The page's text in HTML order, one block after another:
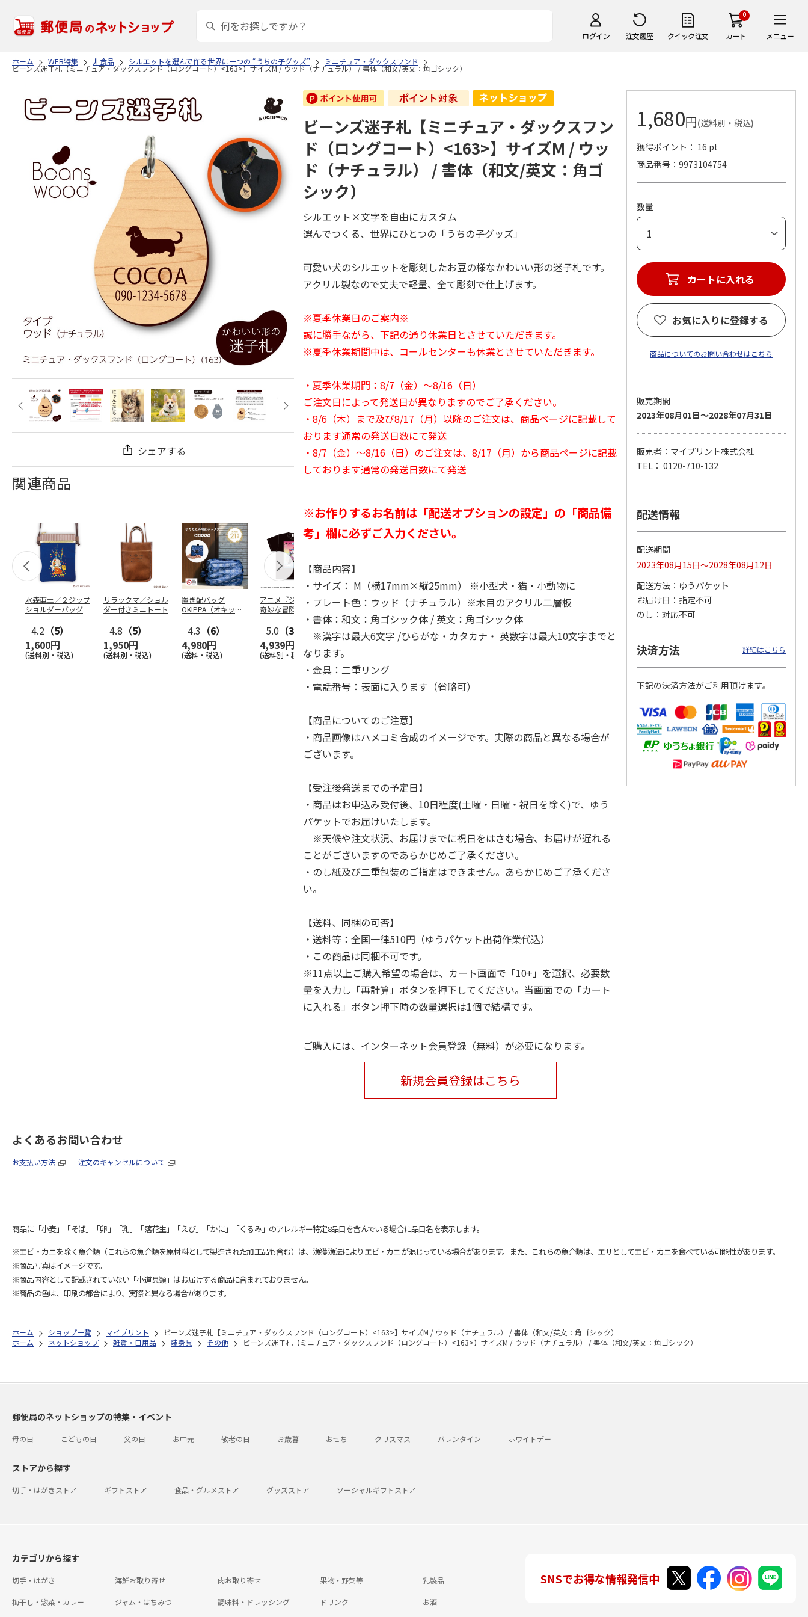
ログイン 注文履歴 クイック注文
0
カート メニュー
ホーム WEB特集 非食品 シルエットを選んで作る世界に一つの “うちの子グッズ” ミニチュア・ダックスフンド
ビーンズ迷子札【ミニチュア・ダックスフンド（ロングコート）<163>】サイズM / ウッド（ナチュラル） / 書体（和文/英文：角ゴシック）
シェアする
関連商品
水森亜土／２ジップ
ショルダーバッグ
4.2 （5）
1,600円
(送料別・税込)
リラックマ／ショル
ダー付きミニトート
4.8 （5）
1,950円
(送料別・税込)
置き配バッグ
OKIPPA（オキッ
4.3 （6）
4,980円
(送料・税込)
アニメ『ジョジョの
奇妙な冒険 黄金の
風』CITY POP…
5.0 （3）
4,939円
(送料別・税込)
コジコジ／ショルダ
ー付きバッグ
4.5（6）
1,760円
(送料別・税込)
アニメ『ジョジョの
奇妙な冒険 黄金の
風』CITY POP …
4.8（4）
3,839円
『ジョジョの奇妙な
冒険 スターダスト
クルセイダース』
4,400円 3,300円
POSTIES オリジナ
ルTシャツ Sサイズ
3,080円
(送料別・税込)
3,300円
(送料別・税込)
ビーンズ迷子札【ミニチュア・ダックスフン
ド（ロングコート）<163>】サイズM / ウッ
ド（ナチュラル） / 書体（和文/英文：角ゴ
シック）
シルエット×文字を自由にカスタム
選んでつくる、世界にひとつの「うちの子グッズ」
可愛い犬のシルエットを彫刻したお豆の様なかわいい形の迷子札です。
アクリル製なので丈夫で軽量、全て彫刻で仕上げます。
※夏季休業日のご案内※
誠に勝手ながら、下記の通り休業日とさせていただきます。
※夏季休業期間中は、コールセンターも休業とさせていただきます。
・夏季休業期間：8/7（金）～8/16（日）
ご注文日によって発送日が異なりますのでご了承ください。
・8/6（木）まで及び8/17（月）以降のご注文は、商品ページに記載して
おります通常の発送日数にて発送
・8/7（金）～8/16（日）のご注文は、8/17（月）から商品ページに記載
しております通常の発送日数にて発送
※お作りするお名前は「配送オプションの設定」の「商品備
考」欄に必ずご入力ください。
【商品内容】
・サイズ： M（横17mm×縦25mm） ※小型犬・猫・小動物に
・プレート色：ウッド（ナチュラル）※木目のアクリル二層板
・書体：和文：角ゴシック体 / 英文：角ゴシック体
※漢字は最大6文字 /ひらがな・カタカナ・ 英数字は最大10文字までと
なります。
・金具：二重リング
・電話番号：表面に入ります（省略可）
【商品についてのご注意】
・商品画像はハメコミ合成のイメージです。実際の商品と異なる場合が
ございます。
【受注後発送までの予定日】
・商品はお申込み受付後、10日程度(土曜・日曜・祝日を除く)で、ゆう
パケットでお届けいたします。
※天候や注文状況、お届けまでに祝日をはさむ場合、お届けが遅れる
ことがございますのであらかじめご了承ください。
・のし紙及び二重包装のご指定はできません。あらかじめご了承くださ
い。
【送料、同梱の可否】
・送料等：全国一律510円（ゆうパケット出荷作業代込）
・この商品は同梱不可です。
※11点以上ご購入希望の場合は、カート画面で「10+」を選択、必要数
量を入力し「再計算」ボタンを押下してください。当画面での「カート
に入れる」ボタン押下時の数量選択は1個で結構です。
ご購入には、インターネット会員登録（無料）が必要になります。
新規会員登録はこちら
1,680円(送料別・税込)
獲得ポイント： 16 pt
商品番号
9973104754
数量
カートに入れる
お気に入りに登録する
商品についてのお問い合わせはこちら
販売期間
2023年08月01日～2028年07月31日
販売者：マイプリント株式会社
TEL： 0120-710-132
配送情報
配送期間
2023年08月15日～2028年08月12日
配送方法
ゆうパケット
お届け日
指定不可
のし
対応不可
決済方法 詳細はこちら
下記の決済方法がご利用頂けます。
よくあるお問い合わせ
お支払い方法 注文のキャンセルについて
商品に「小麦」「そば」「卵」「乳」「落花生」「えび」「かに」「くるみ」のアレルギー特定8品目を含んでいる場合に品目名を表示します。
※エビ・カニを除く魚介類（これらの魚介類を原材料として製造された加工品も含む）は、漁獲漁法によりエビ・カニが混じっている場合があります。また、これらの魚介類は、エサとしてエビ・カニを食べている可能性があります。
※商品写真はイメージです。
※商品内容として記載されていない「小道具類」はお届けする商品に含まれておりません。
※商品の色は、印刷の都合により、実際と異なる場合があります。
ホーム ショップ一覧 マイプリント
ビーンズ迷子札【ミニチュア・ダックスフンド（ロングコート）<163>】サイズM / ウッド（ナチュラル） / 書体（和文/英文：角ゴシック）
ホーム
ネットショップ 雑貨・日用品 装身具 その他 ビーンズ迷子札【ミニチュア・ダックスフンド（ロングコート）<163>】サイズM / ウッド（ナチュラル） / 書体（和文/英文：角ゴシック）
郵便局のネットショップの特集・イベント
母の日 こどもの日 父の日 お中元 敬老の日 お歳暮 おせち クリスマス バレンタイン ホワイトデー
ストアから探す
切手・はがきストア ギフトストア 食品・グルメストア グッズストア ソーシャルギフトストア
カテゴリから探す
切手・はがき 海鮮お取り寄せ 肉お取り寄せ 果物・野菜等 乳製品
梅干し・惣菜・カレー ジャム・はちみつ 調味料・ドレッシング ドリンク お酒
SNSでお得な情報発信中